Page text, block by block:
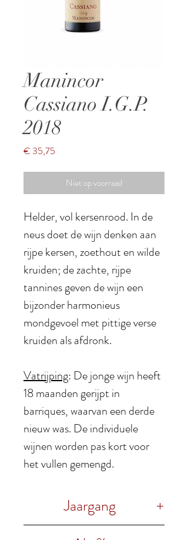
Manincor
Cassiano I.G.P.
2018
€ 35,75
Niet op voorraad
Helder, vol kersenrood. In de
neus doet de wijn denken aan
rijpe kersen, zoethout en wilde
kruiden; de zachte, rijpe
tannines geven de wijn een
bijzonder harmonieus
mondgevoel met pittige verse
kruiden als afdronk.
Vatrijping: De jonge wijn heeft
18 maanden gerijpt in
barriques, waarvan een derde
nieuw was. De individuele
wijnen worden pas kort voor
het vullen gemengd.
Jaargang